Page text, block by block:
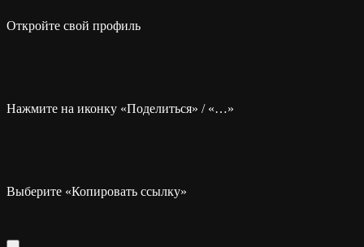
Откройте свой профиль
Нажмите на иконку «Поделиться» / «…»
Выберите «Копировать ссылку»